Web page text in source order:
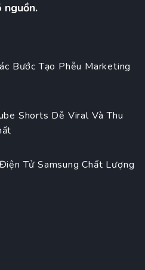
nguồn.
Bước Tạo Phễu Marketing
Shorts Dễ Viral Và Thu
Tử Samsung Chất Lượng